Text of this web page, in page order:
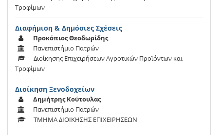
Τροφίμων
Διαφήμιση & Δημόσιες Σχέσεις
Προκόπιος Θεοδωρίδης
Πανεπιστήμιο Πατρών
Διοίκησης Επιχειρήσεων Αγροτικών Προϊόντων και
Τροφίμων
Διοίκηση Ξενοδοχείων
Δημήτρης Κούτουλας
Πανεπιστήμιο Πατρών
ΤΜΗΜΑ ΔΙΟΙΚΗΣΗΣ ΕΠΙΧΕΙΡΗΣΕΩΝ